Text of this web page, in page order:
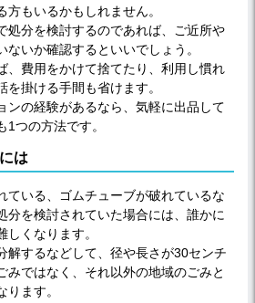
方もいるかもしれません。
処分を検討するのであれば、ご近所や
ないか確認するといいでしょう。
、費用をかけて捨てたり、利用し慣れ
掛ける手間も省けます。
ンの経験があるなら、気軽に出品して
つの方法です。
は
ている、ゴムチューブが破れているな
分を検討されていた場合には、誰かに
くなります。
解するなどして、径や長さが30センチ
みではなく、それ以外の地域のごみと
ります。